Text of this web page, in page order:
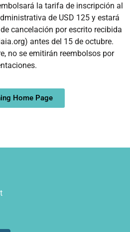
la tarifa de inscripción al
de USD 125 y estará
cancelación por escrito recibida
antes del 15 de octubre.
no se emitirán reembolsos por
Home Page